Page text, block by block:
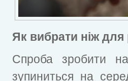
Як вибрати ніж
Спроба зробити
зупиниться на